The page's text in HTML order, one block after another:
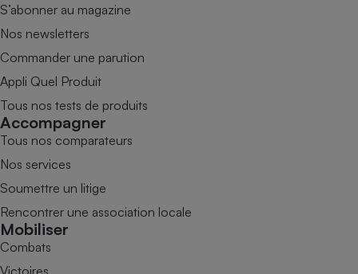
S’abonner au magazine
Nos newsletters
Commander une parution
Appli Quel Produit
Tous nos tests de produits
Accompagner
Tous nos comparateurs
Nos services
Soumettre un litige
Rencontrer une association locale
Mobiliser
Combats
Victoires